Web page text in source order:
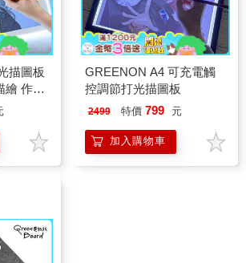
描圖板
繪 作品
GREENON A4 可充電觸
控調節打光描圖板
2499 特價 799 元
加入購物車